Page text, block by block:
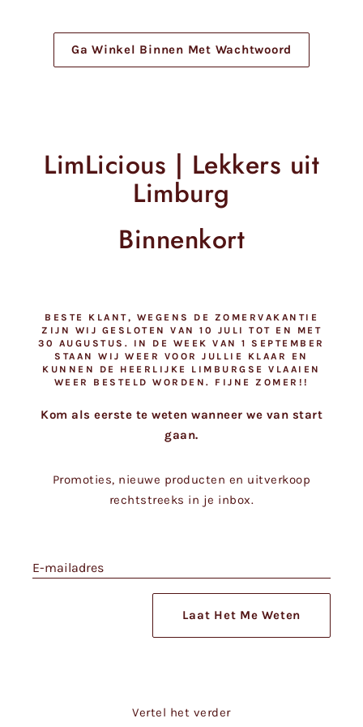
Ga Winkel Binnen Met Wachtwoord
LimLicious | Lekkers uit
Limburg
Binnenkort
BESTE KLANT, WEGENS DE ZOMERVAKANTIE
ZIJN WIJ GESLOTEN VAN 10 JULI TOT EN MET
30 AUGUSTUS. IN DE WEEK VAN 1 SEPTEMBER
STAAN WIJ WEER VOOR JULLIE KLAAR EN
KUNNEN DE HEERLIJKE LIMBURGSE VLAAIEN
WEER BESTELD WORDEN. FIJNE ZOMER!!
Kom als eerste te weten wanneer we van start
gaan.
Promoties, nieuwe producten en uitverkoop
rechtstreeks in je inbox.
E-mailadres
Laat Het Me Weten
Vertel het verder